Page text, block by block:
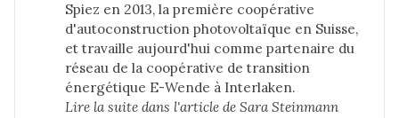
Spiez en 2013, la première coopérative
d'autoconstruction photovoltaïque en Suisse,
et travaille aujourd'hui comme partenaire du
réseau de la coopérative de transition
énergétique E-Wende à Interlaken.
Lire la suite dans l'article de Sara Steinmann